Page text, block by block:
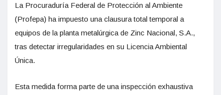
La Procuraduría Federal de Protección al Ambiente
(Profepa) ha impuesto una clausura total temporal a
equipos de la planta metalúrgica de Zinc Nacional, S.A.,
tras detectar irregularidades en su Licencia Ambiental
Única.
Esta medida forma parte de una inspección exhaustiva